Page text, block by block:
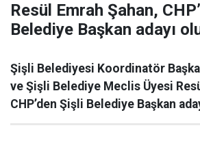
Resül Emrah Şahan,
Belediye Başkan adayı
Şişli Belediyesi Koordinatör
ve Şişli Belediye Meclis Üyesi
CHP’den Şişli Belediye Başkan